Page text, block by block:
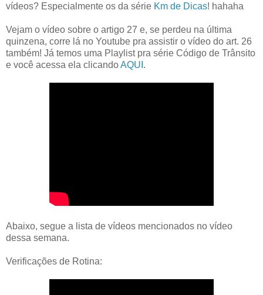
vídeos? Especialmente os da série Km de Dicas! hahaha
Vejam o vídeo sobre o artigo 27 e, se perdeu na última
quinzena, corre lá no Youtube pra assistir o vídeo do art. 26
também! Já temos uma Playlist pra série Código de Trânsito
e você acessa ela clicandoAQUI .
Abaixo, segue a lista de vídeos mencionados no vídeo
dessa semana.
Verificações de Rotina: